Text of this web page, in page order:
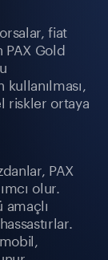
fiat
PAX Gold
riskler ortaya
PAX
olur.